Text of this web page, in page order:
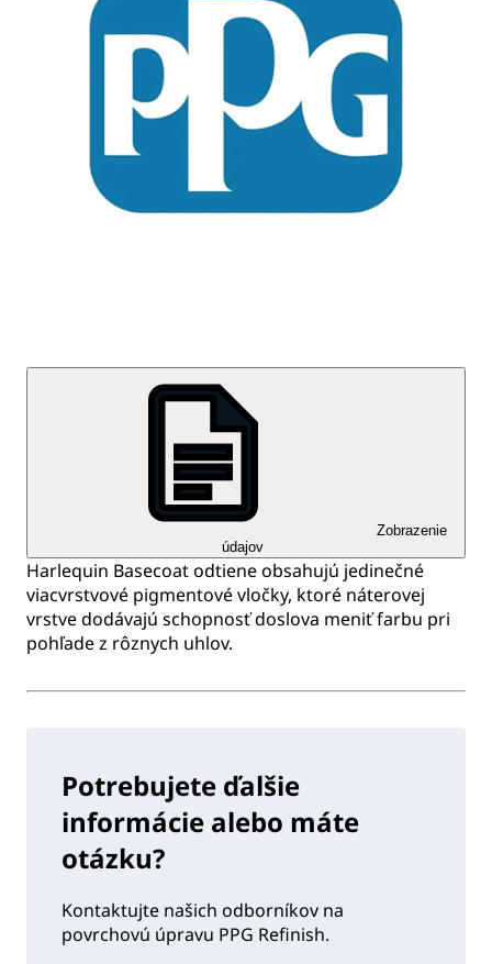
Zobrazenie
údajov
Harlequin Basecoat odtiene obsahujú jedinečné
viacvrstvové pigmentové vločky, ktoré náterovej
vrstve dodávajú schopnosť doslova meniť farbu pri
pohľade z rôznych uhlov.
Potrebujete ďalšie
informácie alebo máte
otázku?
Kontaktujte našich odborníkov na
povrchovú úpravu PPG Refinish.